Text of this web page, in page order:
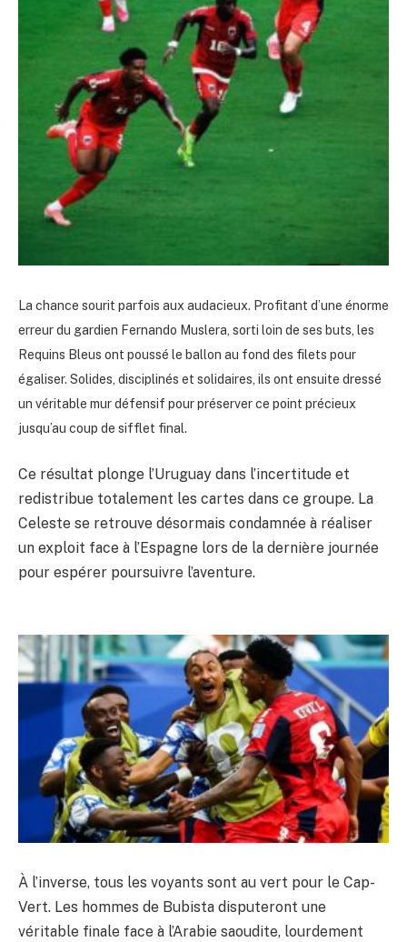
La chance sourit parfois aux audacieux. Profitant d’une énorme
erreur du gardien Fernando Muslera, sorti loin de ses buts, les
Requins Bleus ont poussé le ballon au fond des filets pour
égaliser. Solides, disciplinés et solidaires, ils ont ensuite dressé
un véritable mur défensif pour préserver ce point précieux
jusqu’au coup de sifflet final.
Ce résultat plonge l’Uruguay dans l’incertitude et
redistribue totalement les cartes dans ce groupe. La
Celeste se retrouve désormais condamnée à réaliser
un exploit face à l’Espagne lors de la dernière journée
pour espérer poursuivre l’aventure.
À l’inverse, tous les voyants sont au vert pour le Cap-
Vert. Les hommes de Bubista disputeront une
véritable finale face à l’Arabie saoudite, lourdement